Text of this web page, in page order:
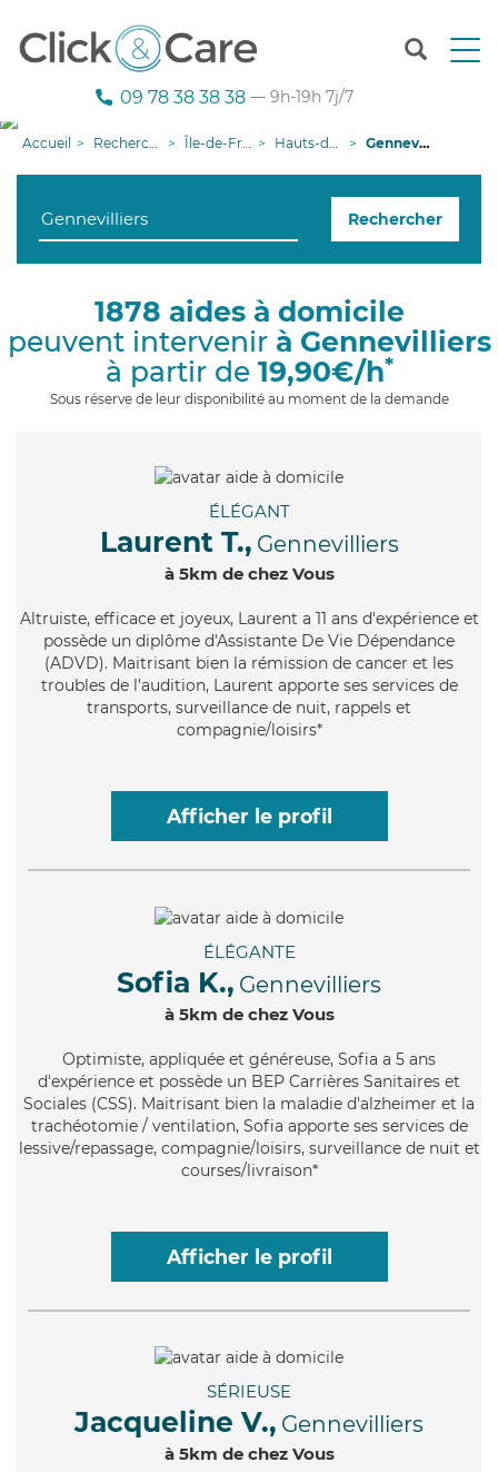
T
n
g
i
09 78 38 38 38 — 9h-19h 7j/7
Accueil Recherche aide à domicile Île-de-France Hauts-de-Seine Gennevilliers
Rechercher
1878 aides à domicile
peuvent intervenir à Gennevilliers
à partir de 19,90€/h*
Sous réserve de leur disponibilité au moment de la demande
ÉLÉGANT
Laurent T., Gennevilliers
à 5km de chez Vous
Altruiste, efficace et joyeux, Laurent a 11 ans d'expérience et
possède un diplôme d'Assistante De Vie Dépendance
(ADVD). Maitrisant bien la rémission de cancer et les
troubles de l'audition, Laurent apporte ses services de
transports, surveillance de nuit, rappels et
compagnie/loisirs*
Afficher le profil
ÉLÉGANTE
Sofia K., Gennevilliers
à 5km de chez Vous
Optimiste, appliquée et généreuse, Sofia a 5 ans
d'expérience et possède un BEP Carrières Sanitaires et
Sociales (CSS). Maitrisant bien la maladie d'alzheimer et la
trachéotomie / ventilation, Sofia apporte ses services de
lessive/repassage, compagnie/loisirs, surveillance de nuit et
courses/livraison*
Afficher le profil
SÉRIEUSE
Jacqueline V., Gennevilliers
à 5km de chez Vous